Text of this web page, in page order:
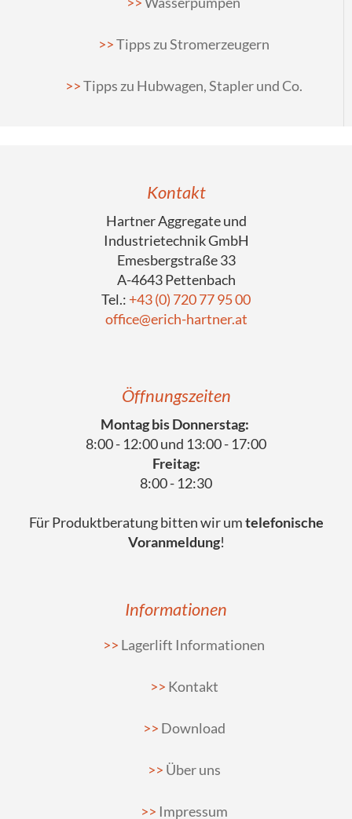
Tipps zu Stromerzeugern
Tipps zu Hubwagen, Stapler und Co.
Kontakt
Hartner Aggregate und
Industrietechnik GmbH
Emesbergstraße 33
A-4643 Pettenbach
Tel.: +43 (0) 720 77 95 00
office@erich-hartner.at
Öffnungszeiten
Montag bis Donnerstag:
8:00 - 12:00 und 13:00 - 17:00
Freitag:
8:00 - 12:30
Für Produktberatung bitten wir umtelefonische
Voranmeldung!
Informationen
Lagerlift Informationen
Kontakt
Download
Über uns
Impressum